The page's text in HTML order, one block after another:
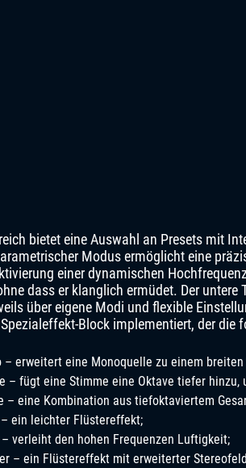
bietet eine Auswahl an Presets mit
Modus ermöglicht eine
einer dynamischen
dass er klanglich ermüdet. Der untere
über eigene Modi und flexible
Block implementiert, der die
– erweitert eine Monoquelle zu einem breiten
– fügt eine Stimme eine Oktave tiefer hinzu,
– eine Kombination aus tiefoktaviertem
ein leichter Flüstereffekt;
– verleiht den hohen Frequenzen Luftigkeit;
– ein Flüstereffekt mit erweiterter